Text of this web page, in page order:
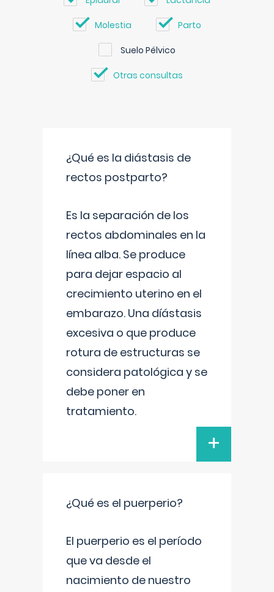
Molestia Parto
Suelo Pélvico
Otras consultas
¿Qué es la diástasis de
rectos postparto?
Es la separación de los
rectos abdominales en la
línea alba. Se produce
para dejar espacio al
crecimiento uterino en el
embarazo. Una díástasis
excesiva o que produce
rotura de estructuras se
considera patológica y se
debe poner en
tratamiento.
+
¿Qué es el puerperio?
El puerperio es el período
que va desde el
nacimiento de nuestro